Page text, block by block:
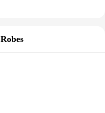
Robes